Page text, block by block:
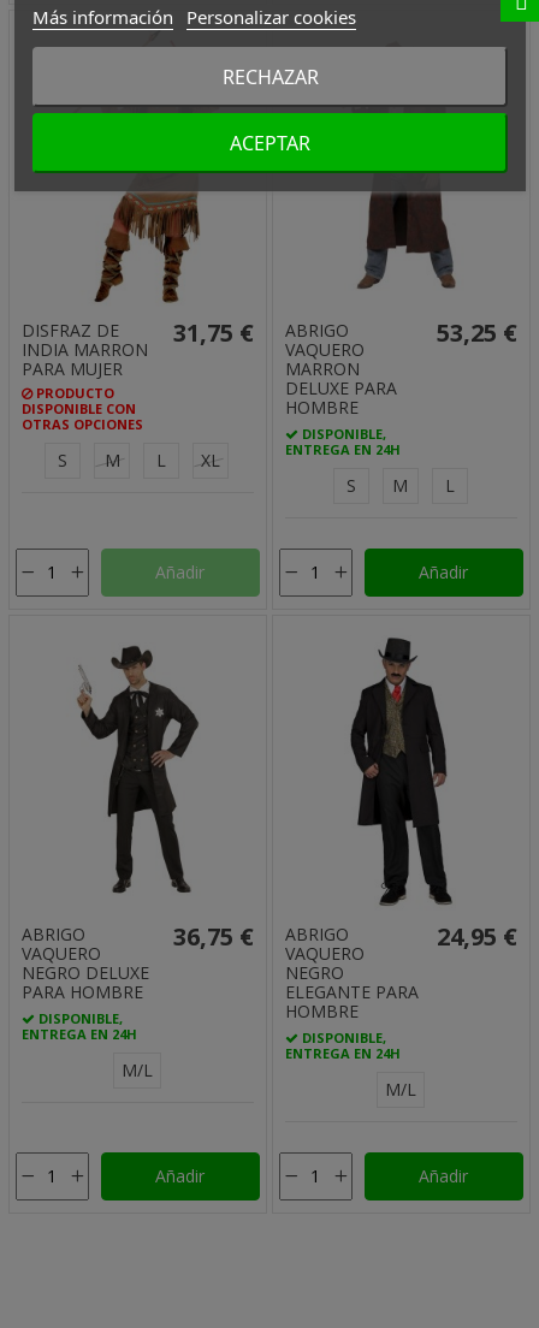
DISFRAZ DE
INDIA MARRON
PARA MUJER
PRODUCTO
DISPONIBLE CON
OTRAS OPCIONES
31,75 €
S M L XL
Añadir
ABRIGO
VAQUERO
MARRON
DELUXE PARA
HOMBRE
DISPONIBLE,
ENTREGA EN 24H
53,25 €
S M L
Añadir
ABRIGO
VAQUERO
NEGRO DELUXE
PARA HOMBRE
DISPONIBLE,
ENTREGA EN 24H
36,75 €
M/L
Añadir
ABRIGO
VAQUERO
NEGRO
ELEGANTE PARA
HOMBRE
DISPONIBLE,
ENTREGA EN 24H
24,95 €
M/L
Añadir
Más información Personalizar cookies
RECHAZAR
ACEPTAR